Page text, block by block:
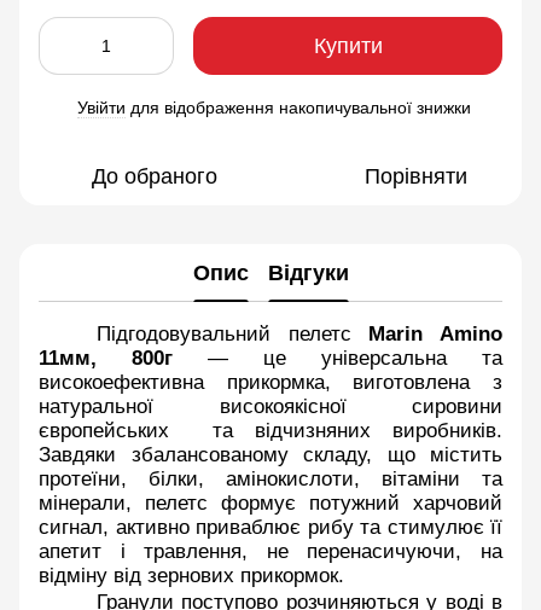
Купити
Увійти для відображення накопичувальної знижки
До обраного Порівняти
Опис Відгуки
Підгодовувальний пелетс Marin Amino
11мм, 800г — це універсальна та
високоефективна прикормка, виготовлена з
натуральної високоякісної сировини
європейських  та відчизняних виробників.
Завдяки збалансованому складу, що містить
протеїни, білки, амінокислоти, вітаміни та
мінерали, пелетс формує потужний харчовий
сигнал, активно приваблює рибу та стимулює її
апетит і травлення, не перенасичуючи, на
відміну від зернових прикормок.
Гранули поступово розчиняються у воді в